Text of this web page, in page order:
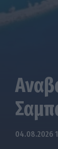
04.08.2026